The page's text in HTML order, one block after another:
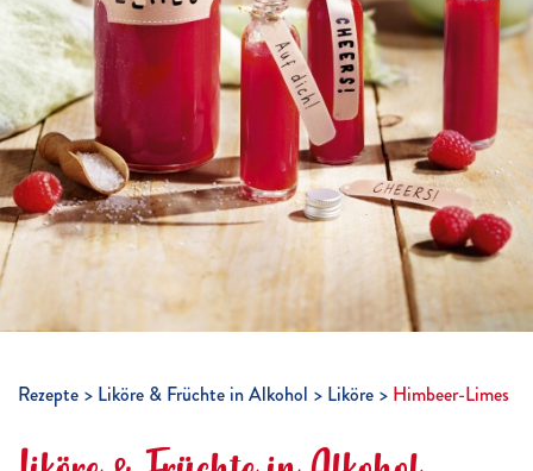
Rezepte Liköre & Früchte in Alkohol Liköre Himbeer-Limes